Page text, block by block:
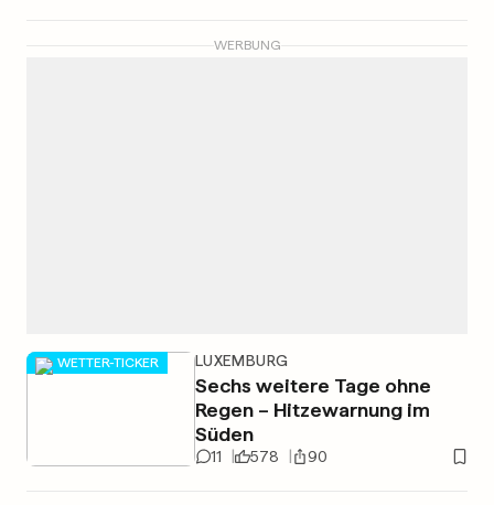
WERBUNG
WETTER-TICKER LUXEMBURG
Sechs weitere Tage ohne
Regen – Hitzewarnung im
Süden
11 578 90